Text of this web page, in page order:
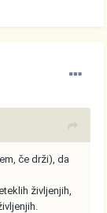
če drži), da
življenjih,